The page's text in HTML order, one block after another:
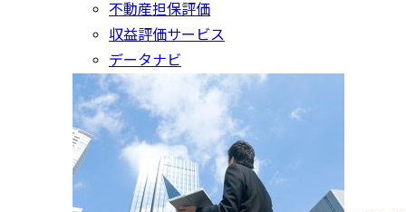
不動産担保評価
収益評価サービス
データナビ